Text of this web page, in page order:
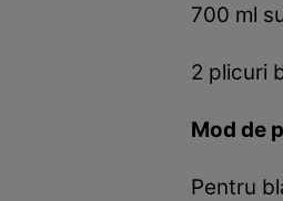
700 ml
2 plicuri
Mod de
Pentru